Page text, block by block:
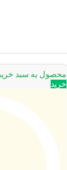
محصول به سبد
خرید